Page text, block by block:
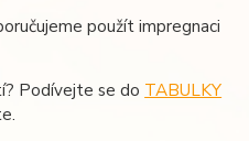
použít impregnaci
Podívejte se do TABULKY